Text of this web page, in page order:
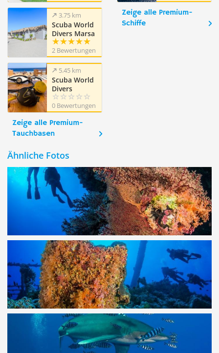
3.75 km
Scuba World
Divers Marsa
Mares,
Iberotel Costa
Mares/Jaz
Amara
2 Bewertungen
5.45 km
Scuba World
Divers
Amarina
Jannah Resort
0 Bewertungen
Zeige alle Premium-
Tauchbasen
Zeige alle Premium-
Schiffe
Ähnliche Fotos